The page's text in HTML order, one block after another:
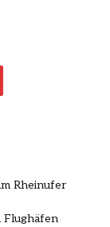
Rheinufer
Flughäfen